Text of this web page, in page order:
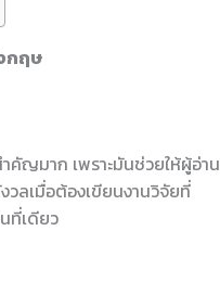
กฤษ
คัญมาก เพราะมันช่วยให้ผู้อ่าน
วลเมื่อต้องเขียนงานวิจัยที่
ที่เดียว